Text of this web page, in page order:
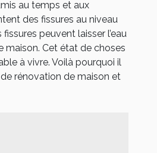
au temps et aux
des fissures au niveau
peuvent laisser l’eau
maison. Cet état de choses
à vivre. Voilà pourquoi il
rénovation de maison et